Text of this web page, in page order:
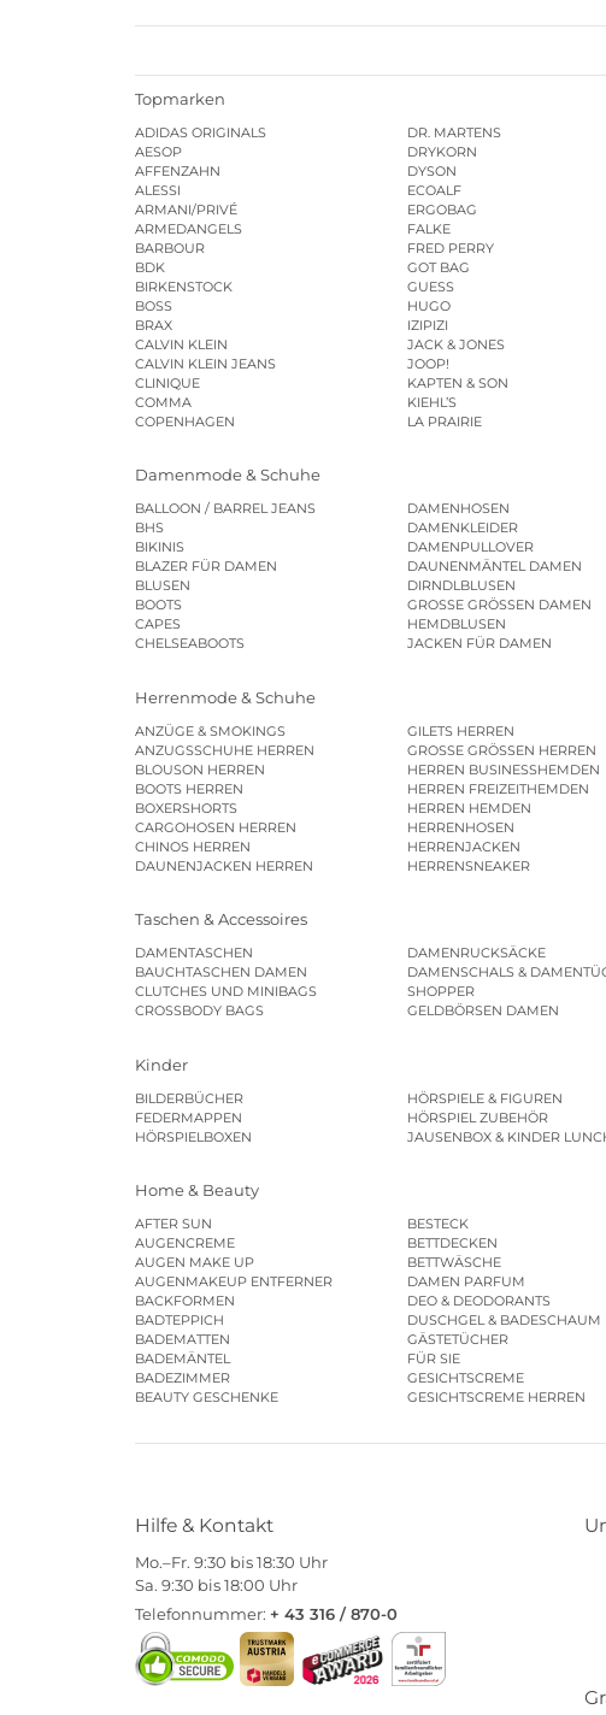
Topmarken
ADIDAS ORIGINALS
AESOP
AFFENZAHN
ALESSI
ARMANI/PRIVÉ
ARMEDANGELS
BARBOUR
BDK
BIRKENSTOCK
BOSS
BRAX
CALVIN KLEIN
CALVIN KLEIN JEANS
CLINIQUE
COMMA
COPENHAGEN
DR. MARTENS
DRYKORN
DYSON
ECOALF
ERGOBAG
FALKE
FRED PERRY
GOT BAG
GUESS
HUGO
IZIPIZI
JACK & JONES
JOOP!
KAPTEN & SON
KIEHL’S
LA PRAIRIE
Damenmode & Schuhe
BALLOON / BARREL JEANS
BHS
BIKINIS
BLAZER FÜR DAMEN
BLUSEN
BOOTS
CAPES
CHELSEABOOTS
DAMENHOSEN
DAMENKLEIDER
DAMENPULLOVER
DAUNENMÄNTEL DAMEN
DIRNDLBLUSEN
GROSSE GRÖSSEN DAMEN
HEMDBLUSEN
JACKEN FÜR DAMEN
Herrenmode & Schuhe
ANZÜGE & SMOKINGS
ANZUGSSCHUHE HERREN
BLOUSON HERREN
BOOTS HERREN
BOXERSHORTS
CARGOHOSEN HERREN
CHINOS HERREN
DAUNENJACKEN HERREN
GILETS HERREN
GROSSE GRÖSSEN HERREN
HERREN BUSINESSHEMDEN
HERREN FREIZEITHEMDEN
HERREN HEMDEN
HERRENHOSEN
HERRENJACKEN
HERRENSNEAKER
Taschen & Accessoires
DAMENTASCHEN
BAUCHTASCHEN DAMEN
CLUTCHES UND MINIBAGS
CROSSBODY BAGS
DAMENRUCKSÄCKE
DAMENSCHALS &
SHOPPER
GELDBÖRSEN DAMEN
Kinder
BILDERBÜCHER
FEDERMAPPEN
HÖRSPIELBOXEN
HÖRSPIELE & FIGUREN
HÖRSPIEL ZUBEHÖR
JAUSENBOX & KINDER
Home & Beauty
AFTER SUN
AUGENCREME
AUGEN MAKE UP
AUGENMAKEUP ENTFERNER
BACKFORMEN
BADTEPPICH
BADEMATTEN
BADEMÄNTEL
BADEZIMMER
BEAUTY GESCHENKE
BESTECK
BETTDECKEN
BETTWÄSCHE
DAMEN PARFUM
DEO & DEODORANTS
DUSCHGEL & BADESCHAUM
GÄSTETÜCHER
FÜR SIE
GESICHTSCREME
GESICHTSCREME HERREN
Hilfe & Kontakt
Mo.–Fr. 9:30 bis 18:30 Uhr
Sa. 9:30 bis 18:00 Uhr
Telefonnummer: + 43 316 / 870-0